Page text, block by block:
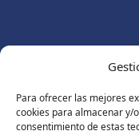
Para ofrecer las mejores
cookies para almacenar y/
consentimiento de estas